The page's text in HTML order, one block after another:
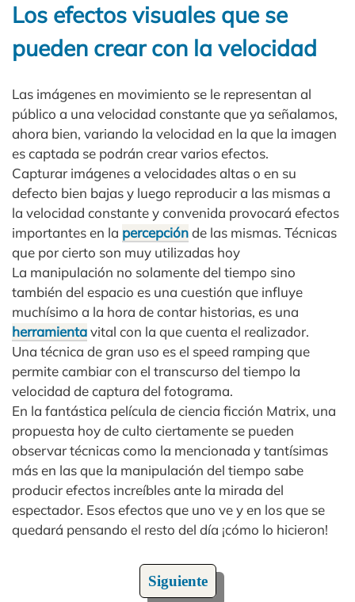
Los efectos visuales que se
pueden crear con la velocidad
Las imágenes en movimiento se le representan al
público a una velocidad constante que ya señalamos,
ahora bien, variando la velocidad en la que la imagen
es captada se podrán crear varios efectos.
Capturar imágenes a velocidades altas o en su
defecto bien bajas y luego reproducir a las mismas a
la velocidad constante y convenida provocará efectos
importantes en la percepciónde las mismas. Técnicas
que por cierto son muy utilizadas hoy
La manipulación no solamente del tiempo sino
también del espacio es una cuestión que influye
muchísimo a la hora de contar historias, es una
herramientavital con la que cuenta el realizador.
Una técnica de gran uso es el speed ramping que
permite cambiar con el transcurso del tiempo la
velocidad de captura del fotograma.
En la fantástica película de ciencia ficción Matrix, una
propuesta hoy de culto ciertamente se pueden
observar técnicas como la mencionada y tantísimas
más en las que la manipulación del tiempo sabe
producir efectos increíbles ante la mirada del
espectador. Esos efectos que uno ve y en los que se
quedará pensando el resto del día ¡cómo lo hicieron!
Siguiente